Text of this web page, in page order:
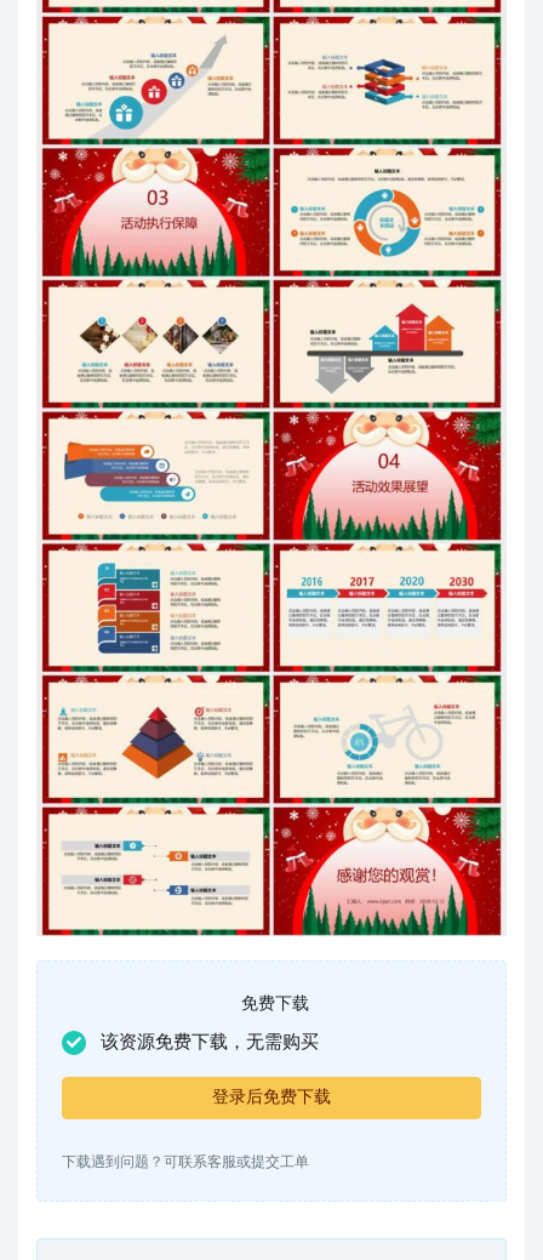
免费下载
该资源免费下载，无需购买
登录后免费下载
下载遇到问题？可联系客服或提交工单